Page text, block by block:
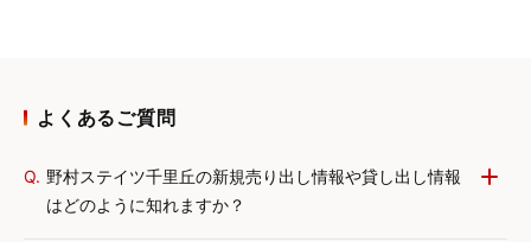
よくあるご質問
Q. 野村ステイツ千里丘の新規売り出し情報や貸し出し情報
はどのように知れますか？